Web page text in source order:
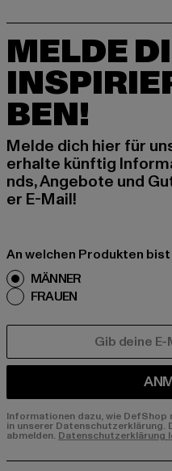
MELDE
BEN!
Melde dich hier für
erhalte künftig
nds, Angebote und
er E-Mail!
An welchen Produkten
MÄNNER
FRAUEN
Informationen dazu, wie
in unserer
abmelden. Datenschutzerklärung